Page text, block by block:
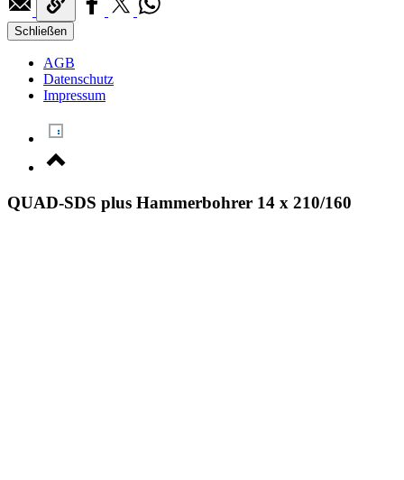
Schließen
AGB
Datenschutz
Impressum
QUAD-SDS plus Hammerbohrer 14 x 210/160